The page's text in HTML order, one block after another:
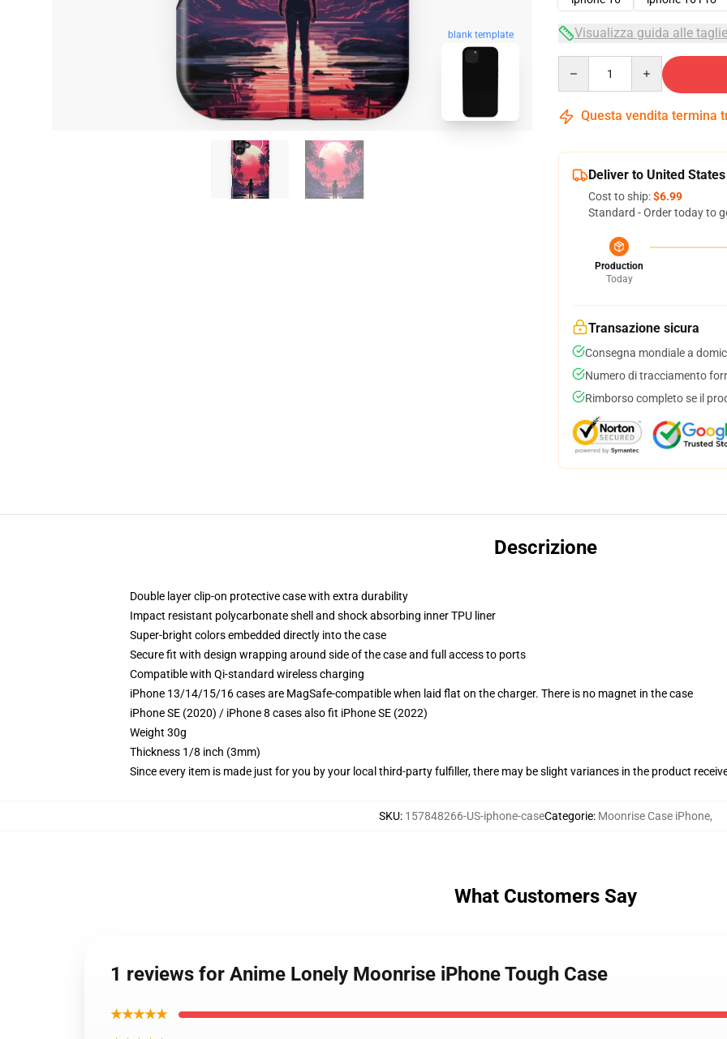
blank template Visualizza guida alle taglie
Questa vendita termina
Deliver to United States
Cost to ship:$6.99
Standard - Order today to
Production
Today
Transazione sicura
Consegna mondiale a
Numero di tracciamento
Rimborso completo se il
Descrizione
Double layer clip-on protective case with extra durability
Impact resistant polycarbonate shell and shock absorbing inner TPU liner
Super-bright colors embedded directly into the case
Secure fit with design wrapping around side of the case and full access to ports
Compatible with Qi-standard wireless charging
iPhone 13/14/15/16 cases are MagSafe-compatible when laid flat on the charger. There is no magnet in the case
iPhone SE (2020) / iPhone 8 cases also fit iPhone SE (2022)
Weight 30g
Thickness 1/8 inch (3mm)
Since every item is made just for you by your local third-party fulfiller, there may be slight variances in the product
SKU: 157848266-US-iphone-caseCategorie: Moonrise Case iPhone,
What Customers Say
1 reviews for Anime Lonely Moonrise iPhone Tough Case
★★★★★